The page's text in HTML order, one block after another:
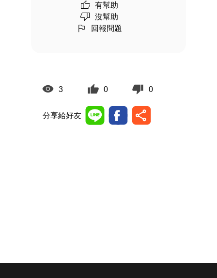
有幫助
沒幫助
回報問題
3 0 0
分享給好友